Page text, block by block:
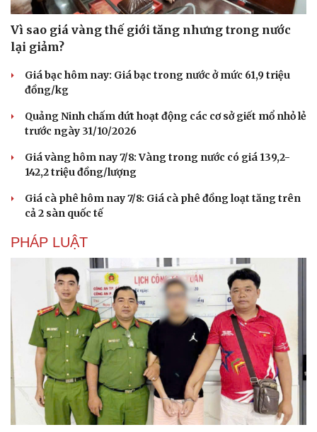
Vì sao giá vàng thế giới tăng nhưng trong nước
lại giảm?
Giá bạc hôm nay: Giá bạc trong nước ở mức 61,9 triệu
đồng/kg
Quảng Ninh chấm dứt hoạt động các cơ sở giết mổ nhỏ lẻ
trước ngày 31/10/2026
Giá vàng hôm nay 7/8: Vàng trong nước có giá 139,2-
142,2 triệu đồng/lượng
Giá cà phê hôm nay 7/8: Giá cà phê đồng loạt tăng trên
cả 2 sàn quốc tế
PHÁP LUẬT